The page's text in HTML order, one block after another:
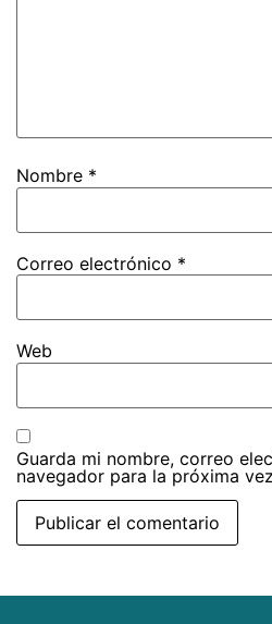
Nombre *
Correo electrónico *
Web
Guarda mi nombre, correo
navegador para la próxima